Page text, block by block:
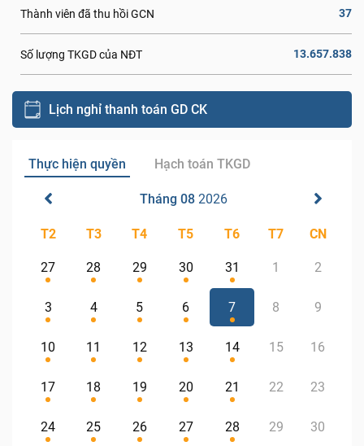
Thành viên đã thu hồi GCN 37
Số lượng TKGD của NĐT 13.657.838
Lịch nghỉ thanh toán GD CK
Thực hiện quyền Hạch toán TKGD
Tháng 08 2026
T2 T3 T4 T5 T6 T7 CN
27 28 29 30 31 1 2
3 4 5 6 7 8 9
10 11 12 13 14 15 16
17 18 19 20 21 22 23
24 25 26 27 28 29 30